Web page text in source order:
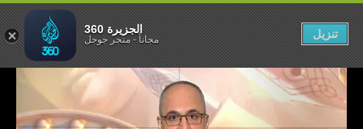
أَم تزيين للكُفر
الجزيرة 360
مجاناً-متجر جوجل تنزيل